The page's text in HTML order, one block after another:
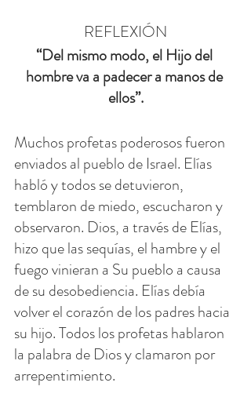
REFLEXIÓN
“Del mismo modo, el Hijo del
hombre va a padecer a manos de
ellos”.
Muchos profetas poderosos fueron
enviados al pueblo de Israel. Elías
habló y todos se detuvieron,
temblaron de miedo, escucharon y
observaron. Dios, a través de Elías,
hizo que las sequías, el hambre y el
fuego vinieran a Su pueblo a causa
de su desobediencia. Elías debía
volver el corazón de los padres hacia
su hijo. Todos los profetas hablaron
la palabra de Dios y clamaron por
arrepentimiento.